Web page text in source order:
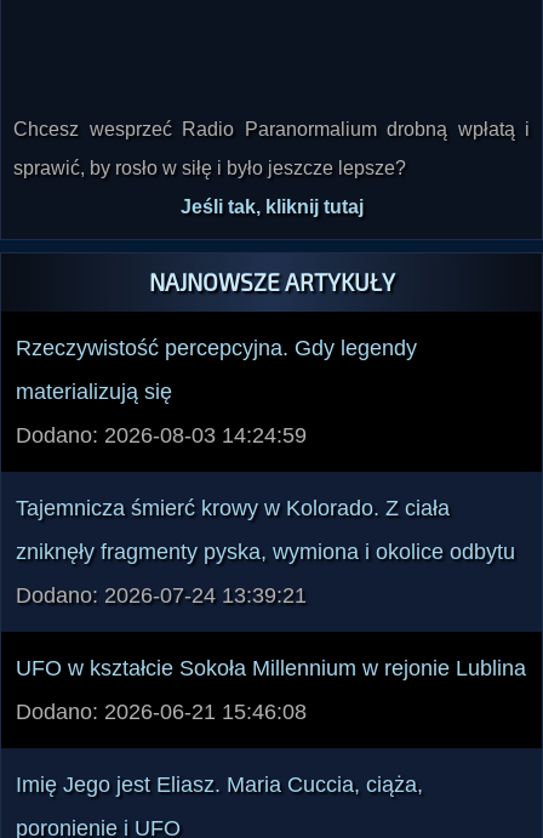
sprawić, by rosło w siłę i było jeszcze lepsze?
Jeśli tak, kliknij tutaj
NAJNOWSZE ARTYKUŁY
Rzeczywistość percepcyjna. Gdy legendy
materializują się
Dodano: 2026-08-03 14:24:59
zniknęły fragmenty pyska, wymiona i okolice odbytu
Dodano: 2026-07-24 13:39:21
Dodano: 2026-06-21 15:46:08
poronienie i UFO
Dodano: 2026-01-22 17:19:33